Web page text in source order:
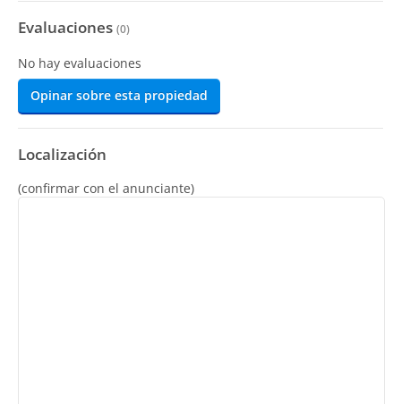
Evaluaciones (0)
No hay evaluaciones
Opinar sobre esta propiedad
Localización
(confirmar con el anunciante)